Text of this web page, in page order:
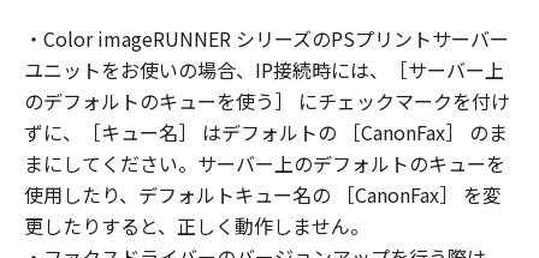
項に同意されたものとします。本契約の条項に
同意されない場合は、「許諾ソフトウェア」を
使用することはできません。
なお、「許諾ソフトウェア」には、本契約の各
条項が適用されない第三者のライブラリ、ソフ
トウェア、モジュール等（以下「第三者ソフト
ウェア」といいます。）が含まれる場合があり
ます。かかる「第三者ソフトウェア」の使用条
・Color imageRUNNER シリーズのPSプリントサーバー
ユニットをお使いの場合、IP接続時には、［サーバー上
のデフォルトのキューを使う］ にチェックマークを付け
ずに、［キュー名］ はデフォルトの ［CanonFax］ のま
まにしてください。サーバー上のデフォルトのキューを
使用したり、デフォルトキュー名の ［CanonFax］ を変
更したりすると、正しく動作しません。